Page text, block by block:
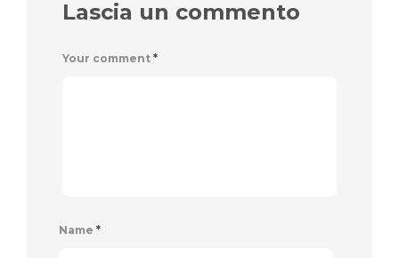
Lascia un commento
Your comment *
Name *